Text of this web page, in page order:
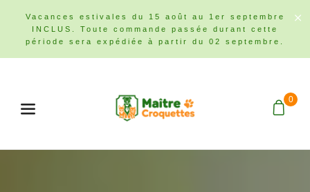
Vacances estivales du 15 août au 1er septembre
INCLUS. Toute commande passée durant cette
période sera expédiée à partir du 02 septembre.
0